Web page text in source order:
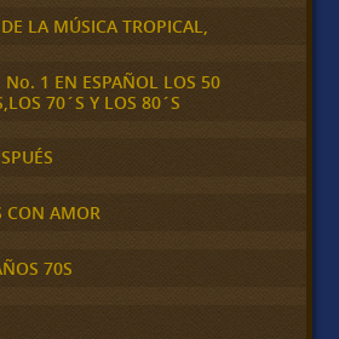
LA MÚSICA TROPICAL,
No. 1 EN ESPAÑOL LOS 50
70´S Y LOS 80´S
CON AMOR
70S